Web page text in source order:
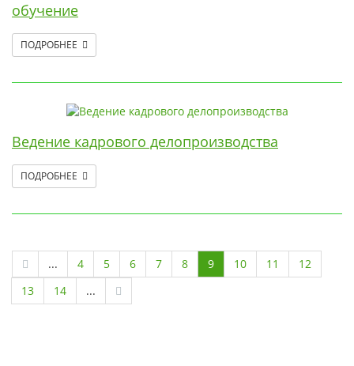
обучение
ПОДРОБНЕЕ
Ведение кадрового делопроизводства
ПОДРОБНЕЕ
... 4 5 6 7 8 9 10 11
12
13
14 ...